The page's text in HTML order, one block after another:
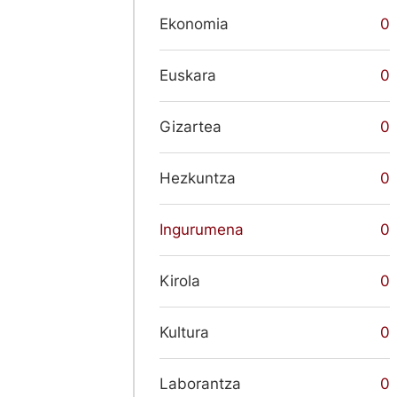
Ekonomia 0
Euskara 0
Gizartea 0
Hezkuntza 0
Ingurumena 0
Kirola 0
Kultura 0
Laborantza 0